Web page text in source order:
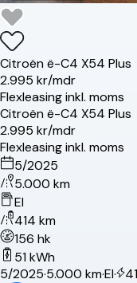
Citroënë-C4 X54 Plus
2.995 kr/mdr
Flexleasing inkl. moms
Citroënë-C4 X54 Plus
2.995 kr/mdr
Flexleasing inkl. moms
5/2025
5.000 km
El
414 km
156 hk
51 kWh
5/2025·5.000 km·El·